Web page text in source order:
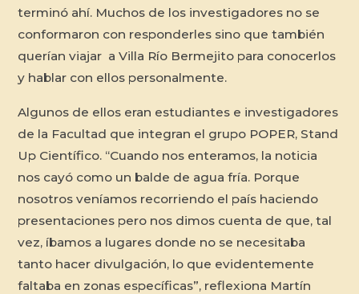
terminó ahí. Muchos de los investigadores no se
conformaron con responderles sino que también
querían viajar a Villa Río Bermejito para conocerlos
y hablar con ellos personalmente.
Algunos de ellos eran estudiantes e investigadores
de la Facultad que integran el grupo POPER, Stand
Up Científico. “Cuando nos enteramos, la noticia
nos cayó como un balde de agua fría. Porque
nosotros veníamos recorriendo el país haciendo
presentaciones pero nos dimos cuenta de que, tal
vez, íbamos a lugares donde no se necesitaba
tanto hacer divulgación, lo que evidentemente
faltaba en zonas específicas”, reflexiona Martín